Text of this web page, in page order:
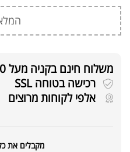
משלוח חינם בקניה מעל ₪500
רכישה בטוחה SSL
אלפי לקוחות מרוצים
מקבלים את